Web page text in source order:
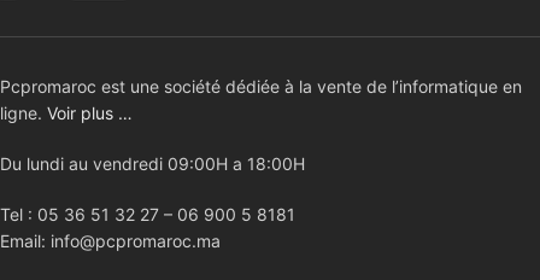
Pcpromaroc est une société dédiée à la vente de l’informatique en
ligne. Voir plus …
Du lundi au vendredi 09:00H a 18:00H
Tel : 05 36 51 32 27 – 06 900 5 8181
Email: info@pcpromaroc.ma